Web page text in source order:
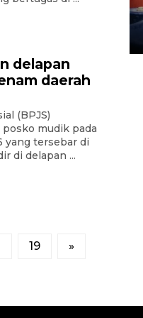
delapan
daerah
(BPJS)
mudik pada
yang tersebar di
di delapan ...
19 »